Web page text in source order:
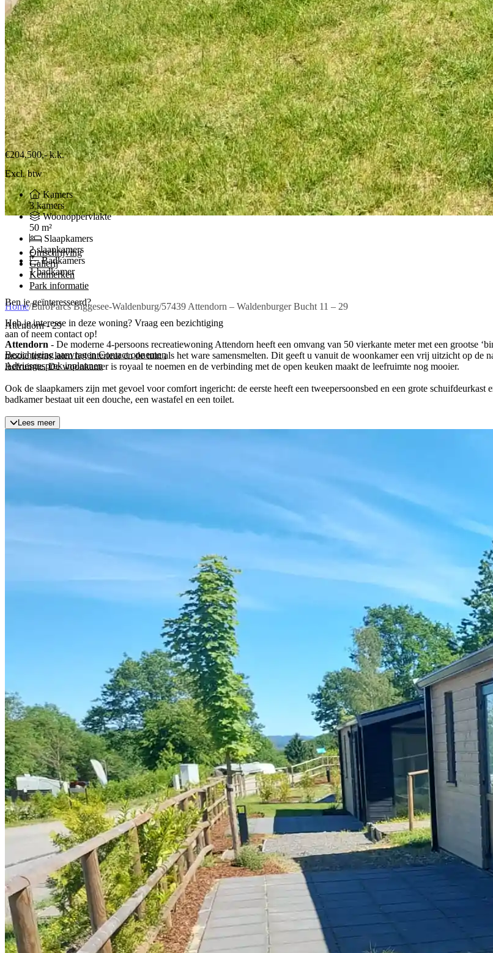
€204.500,-k.k.
Excl. btw
Kamers
3 kamers
Woonoppervlakte
50 m²
Slaapkamers
2 slaapkamers
Badkamers
1 badkamer
Ben je geïnteresseerd?
Heb je interesse in deze woning? Vraag een bezichtiging
aan of neem contact op!
Bezichtiging aanvragenContact opnemen
Adviesgesprek inplannen
Omschrijving
Gallerij
Kenmerken
Park informatie
Home/EuroParcs Biggesee-Waldenburg/57439 Attendorn – Waldenburger Bucht 11 – 29
Attendorn - 29
Attendorn - De moderne 4-persoons recreatiewoning Attendorn heeft een omvang van 50 vierkante meter met een grootse
mooie terras laten het interieur en de tuin als het ware samensmelten. Dit geeft u vanuit de woonkamer een vrij uitzicht op
leefruimte. De woonkamer is royaal te noemen en de verbinding met de open keuken maakt de leefruimte nog mooier.
Ook de slaapkamers zijn met gevoel voor comfort ingericht: de eerste heeft een tweepersoonsbed en een grote
badkamer bestaat uit een douche, een wastafel en een toilet.
Lees meer